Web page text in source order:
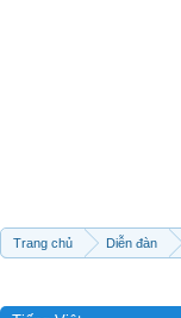
Trang chủ Diễn đàn